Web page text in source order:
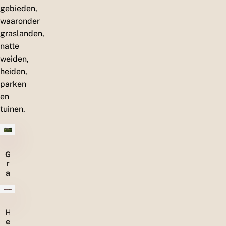
gebieden,
waaronder
graslanden,
natte
weiden,
heiden,
parken
en
tuinen.
G
r
a
l
n
d
H
e